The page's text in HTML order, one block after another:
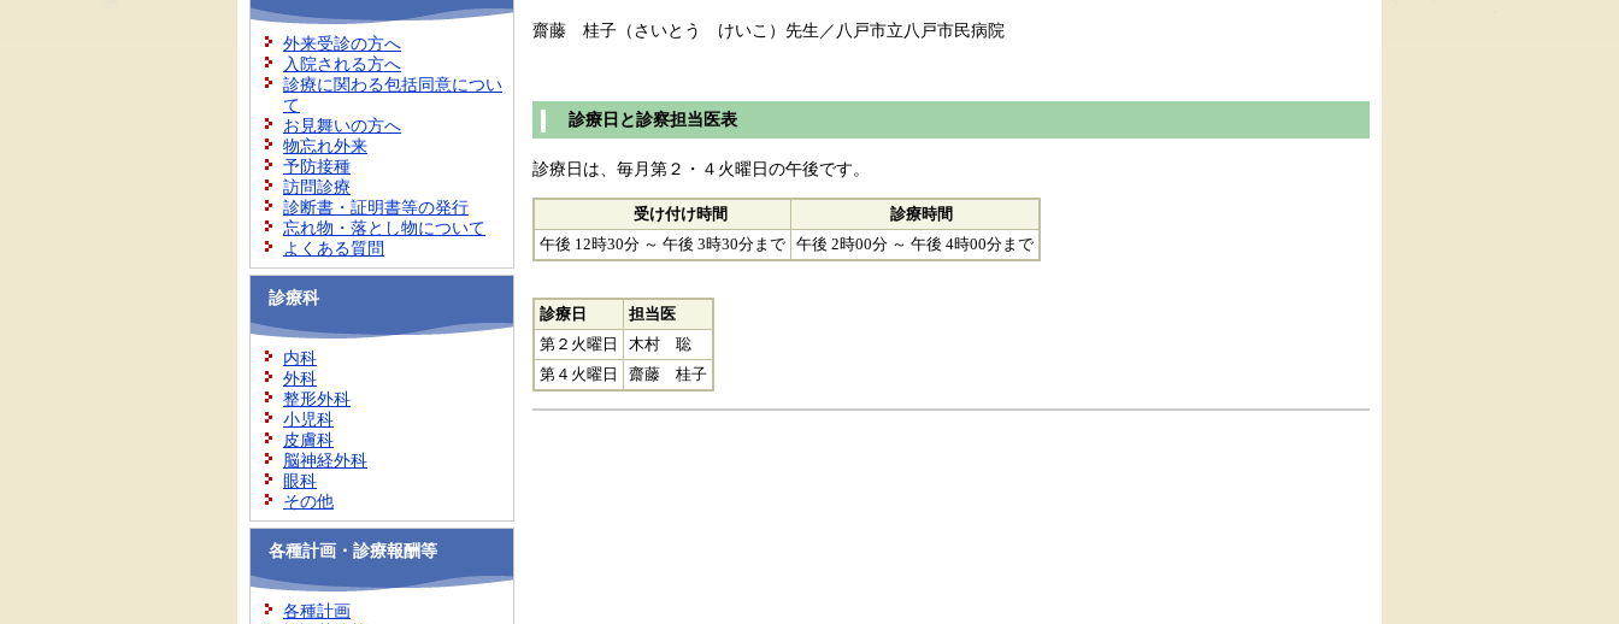
外来受診の方へ
入院される方へ
診療に関わる包括同意につい
て
お見舞いの方へ
物忘れ外来
予防接種
訪問診療
診断書・証明書等の発行
忘れ物・落とし物について
よくある質問
診療科
内科
外科
整形外科
小児科
皮膚科
脳神経外科
眼科
その他
各種計画・診療報酬等
各種計画
齋藤 桂子（さいとう けいこ）先生／八戸市立八戸市民病院
診療日と診察担当医表
診療日は、毎月第２・４火曜日の午後です。
受け付け時間
診療時間
午後 12時30分 ～ 午後 3時30分まで
午後 2時00分 ～ 午後 4時00分まで
診療日
担当医
第２火曜日
木村 聡
第４火曜日
齋藤 桂子